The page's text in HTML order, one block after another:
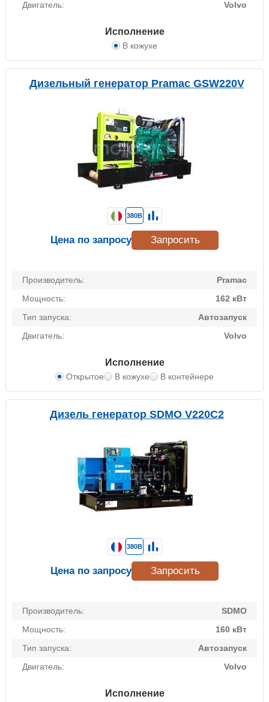
Двигатель:
Volvo
Исполнение
В кожухе
Дизельный генератор Pramac GSW220V
Производитель:
Pramac
Мощность:
162 кВт
Тип запуска:
Автозапуск
Двигатель:
Volvo
Исполнение
Открытое В кожухе В контейнере
380В
Цена по запросу Запросить
Дизель генератор SDMO V220C2
Производитель:
SDMO
Мощность:
160 кВт
Тип запуска:
Автозапуск
Двигатель:
Volvo
Исполнение
380В
Цена по запросу Запросить